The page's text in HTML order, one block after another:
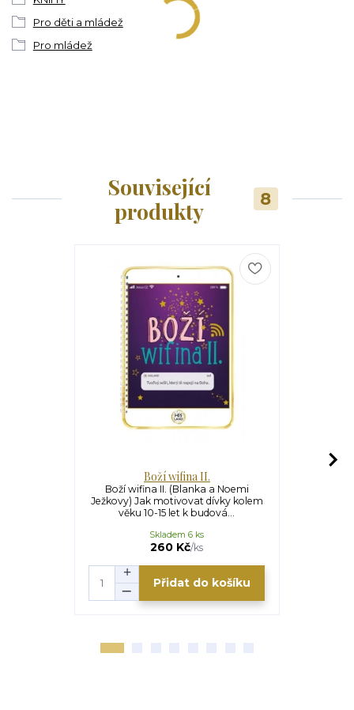
Pro děti a mládež
Pro mládež
Související
produkty
8
Boží wifina II.
Boží wifina II. (Blanka a Noemi
Ježkovy) Jak motivovat dívky kolem
věku 10-15 let k budová...
260 Kč/ks
Skladem 6 ks
Přidat do košíku